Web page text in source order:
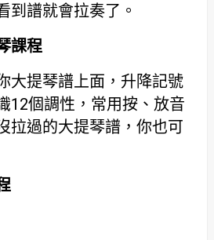
到譜就會拉奏了。
課程
大提琴譜上面，升降記號
12個調性，常用按、放音
拉過的大提琴譜，你也可